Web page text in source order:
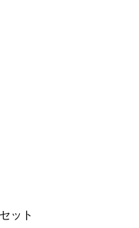
デザインでカードにCMYK印刷
ット